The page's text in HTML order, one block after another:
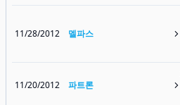
11/28/2012 멜파스
11/20/2012 파트론